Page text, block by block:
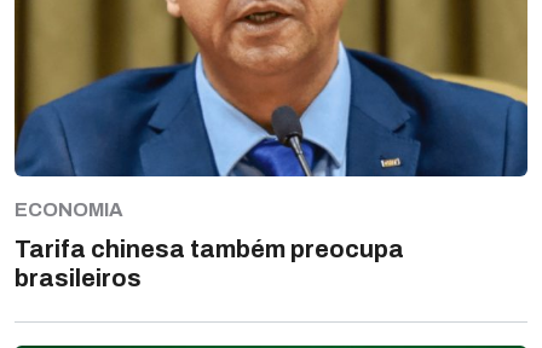
ECONOMIA
Tarifa chinesa também preocupa
brasileiros